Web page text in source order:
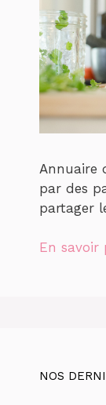
Annuaire
par des
partager
En savoir
NOS